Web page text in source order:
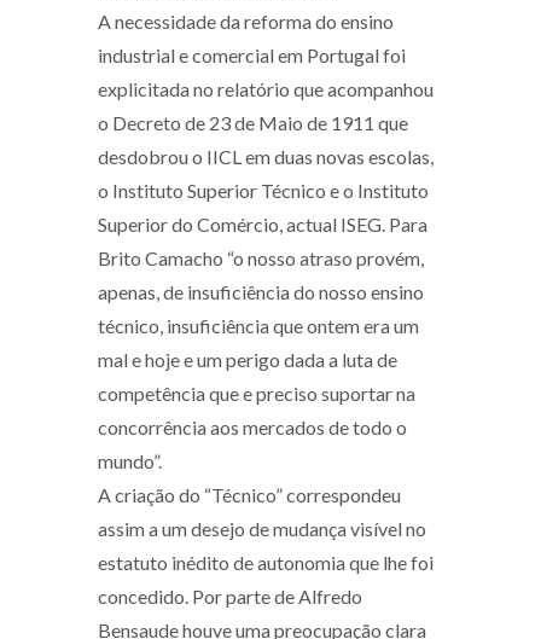
A necessidade da reforma do ensino
industrial e comercial em Portugal foi
explicitada no relatório que acompanhou
o Decreto de 23 de Maio de 1911 que
desdobrou o IICL em duas novas escolas,
o Instituto Superior Técnico e o Instituto
Superior do Comércio, actual ISEG. Para
Brito Camacho “o nosso atraso provém,
apenas, de insuficiência do nosso ensino
técnico, insuficiência que ontem era um
mal e hoje e um perigo dada a luta de
competência que e preciso suportar na
concorrência aos mercados de todo o
mundo”.
A criação do “Técnico” correspondeu
assim a um desejo de mudança visível no
estatuto inédito de autonomia que lhe foi
concedido. Por parte de Alfredo
Bensaude houve uma preocupação clara